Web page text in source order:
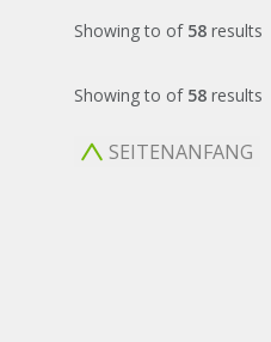
Showingto of 58 results
Showingto of 58 results
SEITENANFANG